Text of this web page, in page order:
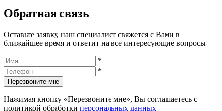
Обратная связь
Оставьте заявку, наш специалист свяжется с Вами в
ближайшее время и ответит на все интересующие вопросы
*
*
Перезвоните мне
Нажимая кнопку «Перезвоните мне», Вы соглашаетесь с
политикой обработки персональных данных